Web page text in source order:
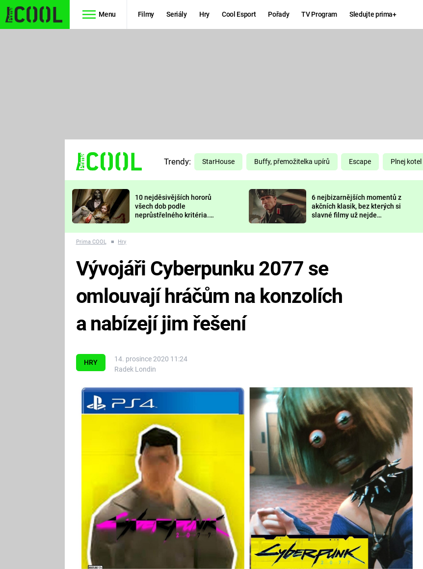
Menu Filmy Seriály Hry Cool Esport Pořady TV Program Sledujte prima+
TŘESKU
FUTURAMA
PREDÁTOR
DELIVERANCE
Trendy: StarHouse Buffy, přemožitelka upírů Escape Plnej kotel
10 nejděsivějších hororů
všech dob podle
neprůstřelného kritéria.
nejvíc zvednou tep?
6 nejbizarnějších momentů z
akčních klasik, bez kterých si
slavné filmy už nejde
Prima COOL ■ Hry
HRY
14. prosince 2020 11:24
Radek Londin
Vývojáři Cyberpunku 2077 se
omlouvají hráčům na konzolích
a nabízejí jim řešení